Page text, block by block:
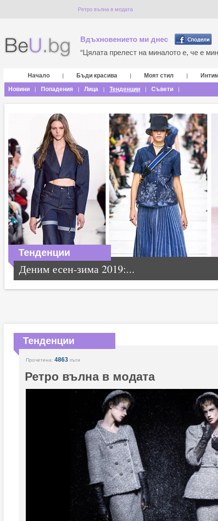
Ретро вълна в модата
Вдъхновението ми днес
“Цялата прелест на миналото е, че е
Начало | Бъди красива | Моят стил |
Новини
| Попадения | Лица | Тенденции | Съвети |
Тенденции
Деним есен-зима 2019:...
Тенденции
Прочетена: 4863 пъти
Ретро вълна в модата